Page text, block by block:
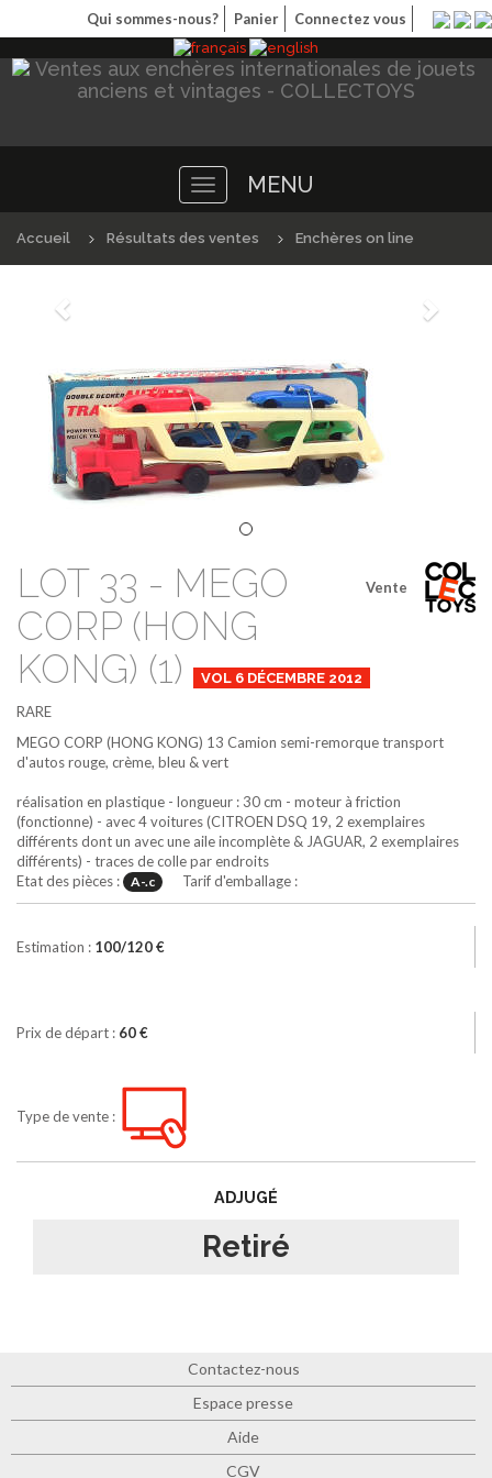
Qui sommes-nous? Panier Connectez vous
Toggle
navigation
MENU
Accueil Résultats des ventes Enchères on line
Précédént
Vente
LOT 33 - MEGO
CORP (HONG
KONG) (1)
VOL 6 DÉCEMBRE 2012
RARE
MEGO CORP (HONG KONG) 13 Camion semi-remorque transport
d'autosrouge, crème, bleu & vert
réalisation en plastique - longueur : 30 cm - moteur à friction
(fonctionne) - avec 4 voitures (CITROEN DSQ 19, 2 exemplaires
différents dont un avec une aile incomplète & JAGUAR, 2 exemplaires
différents) - traces de colle par endroits
Etat des pièces :
A-.c Tarif d'emballage :
Estimation : 100/120 €
Prix de départ : 60 €
Type de vente :
ADJUGÉ
Retiré
Contactez-nous
Espace presse
Aide
CGV